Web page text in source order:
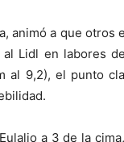
animó a que otros
Lidl en labores
al 9,2), el punto
a 3 de la